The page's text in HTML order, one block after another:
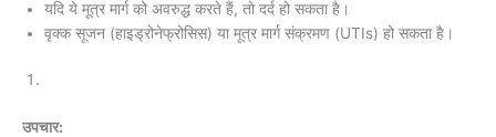
यदि ये मूत्र मार्ग को अवरुद्ध करते हैं, तो दर्द हो सकता है।
वृक्क सूजन (हाइड्रोनेफ्रोसिस) या मूत्र मार्ग संक्रमण (UTIs) हो सकता है।
उपचार: